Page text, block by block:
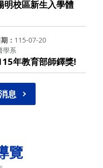
明校區新生入學體
115-07-20
學系
年教育部師鐸獎!
息
覽